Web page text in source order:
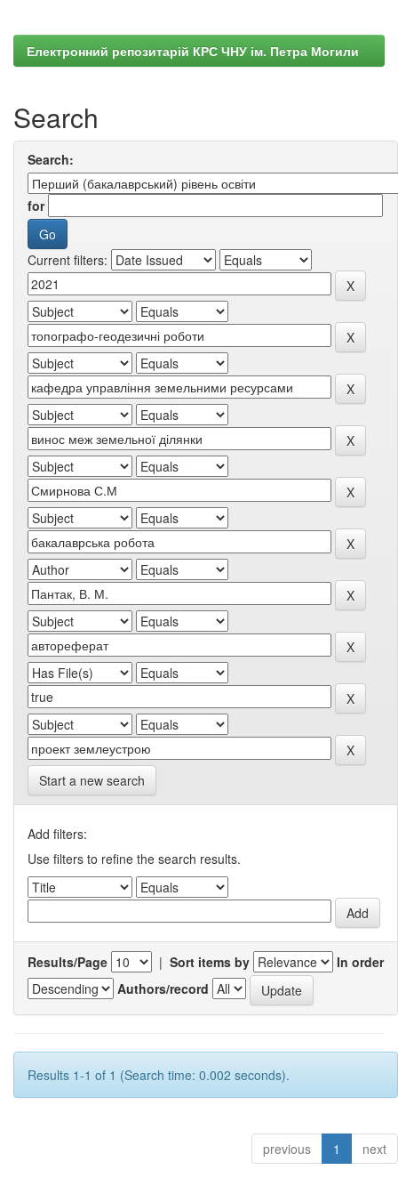
Електронний репозитарій КРС ЧНУ ім. Петра Могили
Search
Search:
for
Current filters:
Start a new search
Add filters:
Use filters to refine the search results.
Results/Page | Sort items by
In order
Authors/record
Results 1-1 of 1 (Search time: 0.002 seconds).
previous 1 next